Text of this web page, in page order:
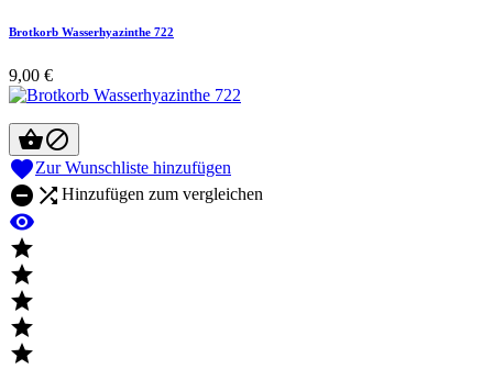
Brotkorb Wasserhyazinthe 722
9,00 €

Zur Wunschliste hinzufügen
  Hinzufügen zum vergleichen





